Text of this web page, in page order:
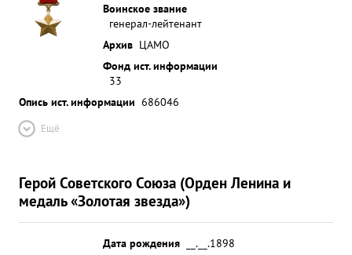
Воинское звание
генерал-лейтенант
Архив ЦАМО
Фонд ист. информации
33
Опись ист. информации 686046
Ещё
Герой Советского Союза (Орден Ленина и
медаль «Золотая звезда»)
Дата рождения
__.__.1898